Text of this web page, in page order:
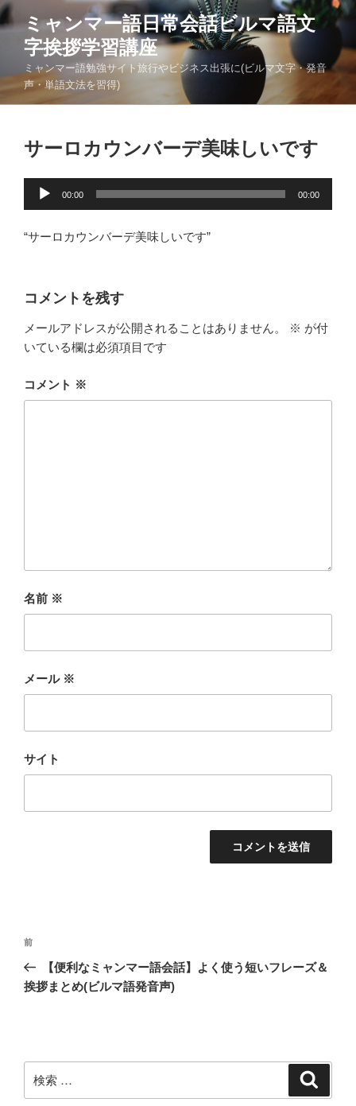
コ
ン
へ
ミャンマー語日常会話ビルマ語文
字挨拶学習講座
ミャンマー語勉強サイト旅行やビジネス出張に(ビルマ文字・発音
声・単語文法を習得)
サーロカウンバーデ美味しいです
レ
ー
00:00 00:00
“サーロカウンバーデ美味しいです”
コメントを残す
メールアドレスが公開されることはありません。 ※ が付
いている欄は必須項目です
コメント ※
名前 ※
メール ※
サイト
投
ナ
シ
ョ
過
去
の
前
【便利なミャンマー語会話】よく使う短いフレーズ＆
挨拶まとめ(ビルマ語発音声)
索: